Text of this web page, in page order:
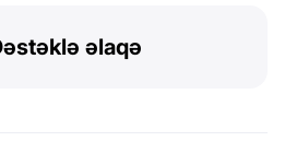
əlaqə